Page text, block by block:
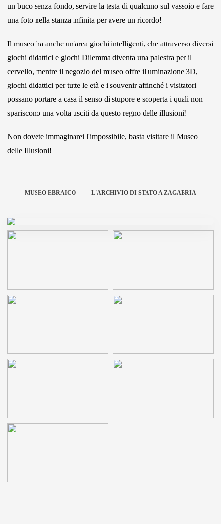
un buco senza fondo, servire la testa di qualcuno sul vassoio e fare
una foto nella stanza infinita per avere un ricordo!
Il museo ha anche un'area giochi intelligenti, che attraverso diversi
giochi didattici e giochi Dilemma diventa una palestra per il
cervello, mentre il negozio del museo offre illuminazione 3D,
giochi didattici per tutte le età e i souvenir affinché i visitatori
possano portare a casa il senso di stupore e scoperta i quali non
spariscono una volta usciti da questo regno delle illusioni!
Non dovete immaginarei l'impossibile, basta visitare il Museo
delle Illusioni!
MUSEO EBRAICO L'ARCHIVIO DI STATO A ZAGABRIA